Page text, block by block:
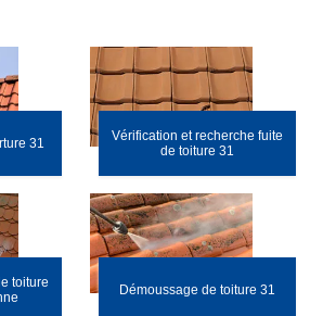
31
Vérification et recherche fuite
de toiture 31
toiture
Démoussage de toiture 31